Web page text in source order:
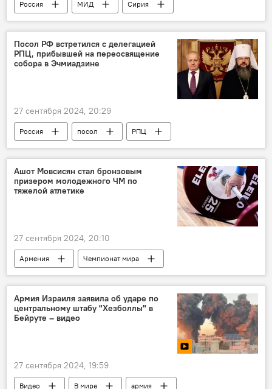
Россия МИД
Сирия
ситуация
Ливан
Посол РФ встретился с делегацией
РПЦ, прибывшей на переосвящение
собора в Эчмиадзине
27 сентября 2024, 20:29
Россия посол
РПЦ
Армения
Новости Армения
Политика
Ашот Мовсисян стал бронзовым
призером молодежного ЧМ по
тяжелой атлетике
27 сентября 2024, 20:10
Армения
Чемпионат мира
тяжелая атлетика
Спорт
Новости Армения
Армия Израиля заявила об ударе по
центральному штабу "Хезболлы" в
Бейруте – видео
27 сентября 2024, 19:59
Видео В мире
армия